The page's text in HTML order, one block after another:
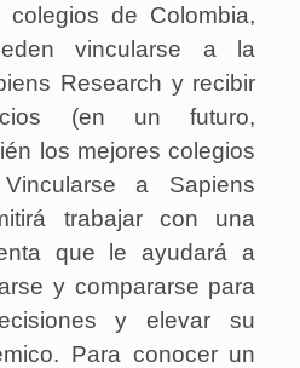
de Colombia,
vincularse a la
Research y recibir
(en un futuro,
los mejores colegios
a Sapiens
trabajar con una
que le ayudará a
y compararse para
y elevar su
Para conocer un